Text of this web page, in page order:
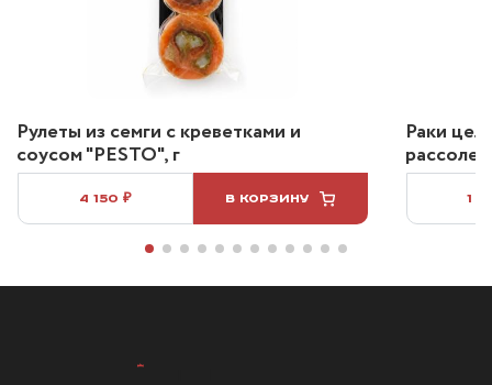
Рулеты из семги с креветками и
соусом "PESTO", г
4 150 ₽ В КОРЗИНУ
Раки
рассоле
1